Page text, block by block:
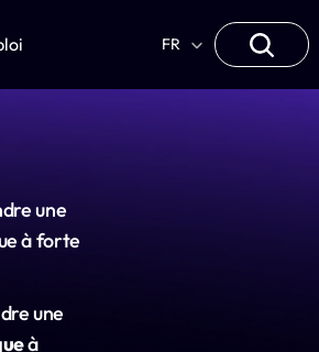
Select Language
FR
une
à forte
une
à